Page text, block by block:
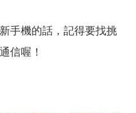
手機的話，記得要找挑
信喔！